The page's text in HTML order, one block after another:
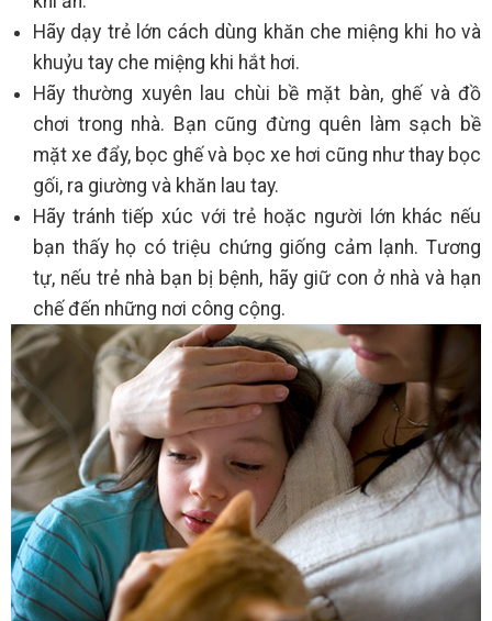
Hãy dạy trẻ lớn cách dùng khăn che miệng khi ho và
khuỷu tay che miệng khi hắt hơi.
Hãy thường xuyên lau chùi bề mặt bàn, ghế và đồ
chơi trong nhà. Bạn cũng đừng quên làm sạch bề
mặt xe đẩy, bọc ghế và bọc xe hơi cũng như thay bọc
gối, ra giường và khăn lau tay.
Hãy tránh tiếp xúc với trẻ hoặc người lớn khác nếu
bạn thấy họ có triệu chứng giống cảm lạnh. Tương
tự, nếu trẻ nhà bạn bị bệnh, hãy giữ con ở nhà và hạn
chế đến những nơi công cộng.